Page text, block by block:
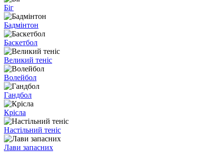
Біг
Бадмінтон
Баскетбол
Великий теніс
Волейбол
Гандбол
Крісла
Настільний теніс
Лави запасних